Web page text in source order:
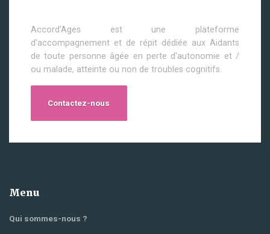
Accord'Ages est une plateforme
d'accompagnement et de répit dédiée aux Aidants
de toute personne âgée en perte d'autonomie et /
ou malade, atteinte ou non de troubles cognitifs.
Contactez-nous
Menu
Qui sommes-nous ?